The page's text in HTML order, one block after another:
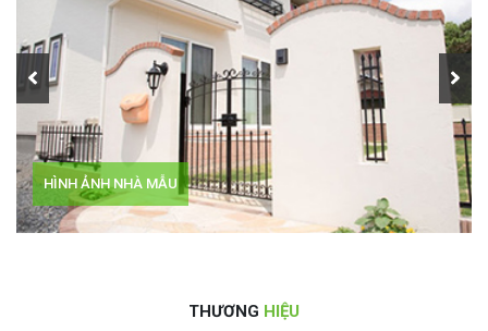
HÌNH ẢNH NHÀ 01
THƯƠNG HIỆU